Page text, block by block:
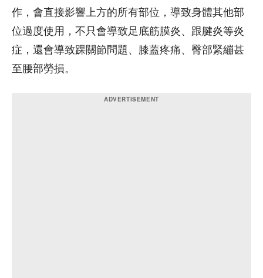
作，會直接影響上方的所有部位，導致身體其他部
位過度使用，不只會導致足底筋膜炎、跟腱炎等炎
症，還會導致踝關節問題、膝蓋疼痛、臀部緊繃甚
至腰部勞損。